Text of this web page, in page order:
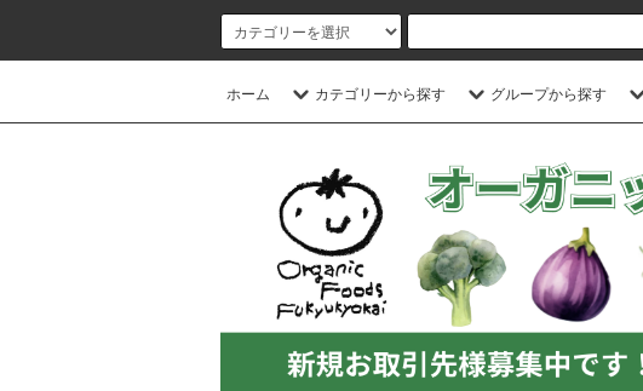
ホーム カテゴリーから探す グループから探す